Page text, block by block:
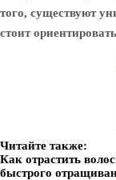
того, существуют
стоит
Читайте также:
Как отрастить
быстрого